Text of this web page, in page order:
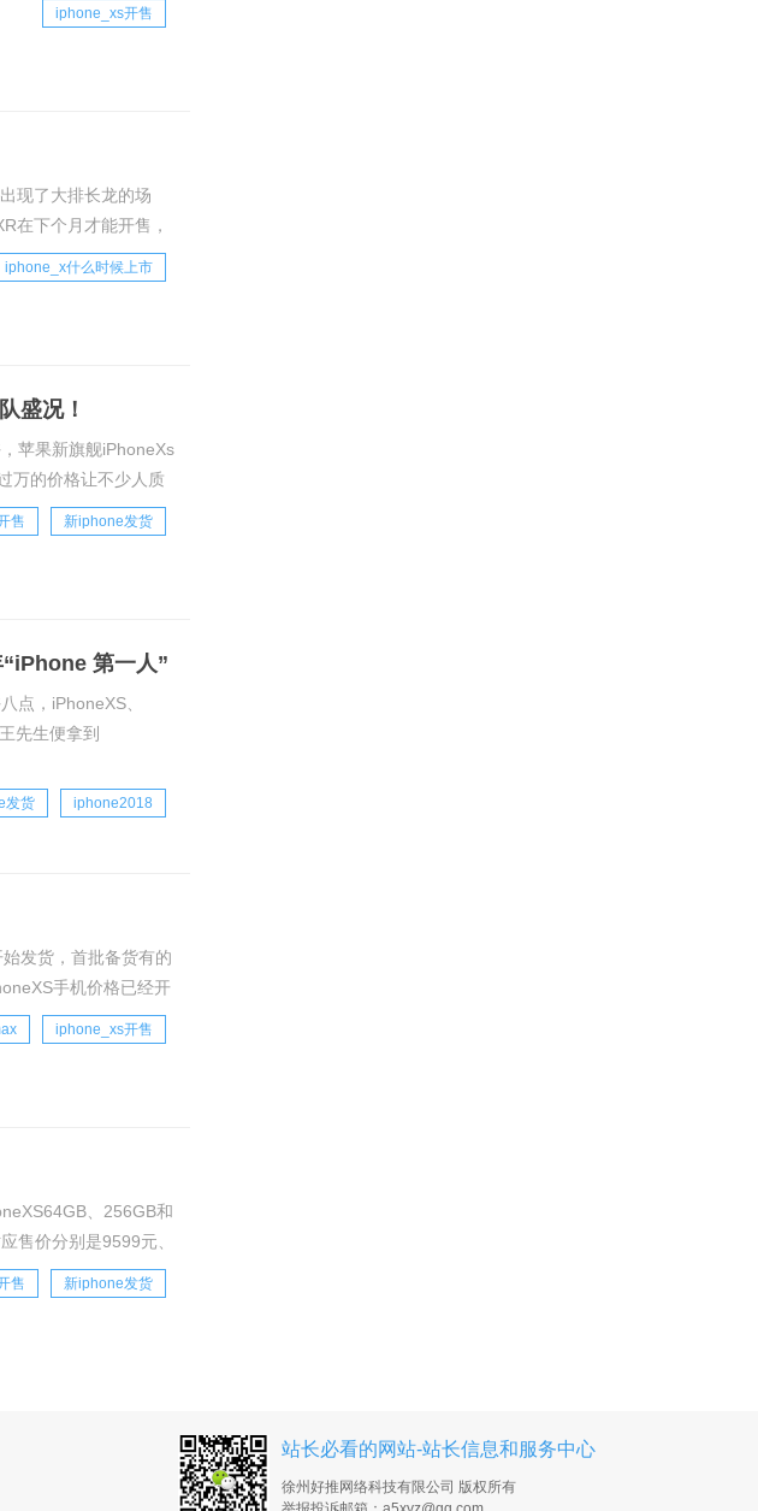
iphone_xs开售
现了大排长龙的场
在下个月才能开售，
iphone_x什么时候上市
盛况！
苹果新旗舰iPhoneXs
万的价格让不少人质
竟拿到的价格比官网
球各地又出现
售 新iphone发货
第一人”
点，iPhoneXS、
先生便拿到
发货 iphone2018
发货，首批备货有的
手机价格已经开
iphone_xs开售
、256GB和
售价分别是9599元、
售 新iphone发货
站长必看的网站-站长信息和服务中心
徐州好推网络科技有限公司 版权所有